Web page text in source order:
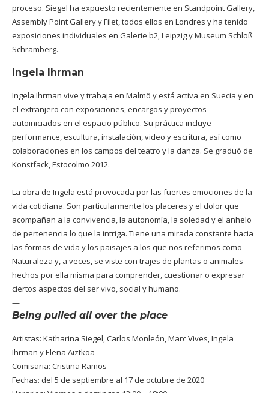
proceso. Siegel ha expuesto recientemente en Standpoint Gallery,
Assembly Point Gallery y Filet, todos ellos en Londres y ha tenido
exposiciones individuales en Galerie b2, Leipzig y Museum Schloß
Schramberg.
Ingela Ihrman
Ingela Ihrman vive y trabaja en Malmö y está activa en Suecia y en
el extranjero con exposiciones, encargos y proyectos
autoiniciados en el espacio público. Su práctica incluye
performance, escultura, instalación, video y escritura, así como
colaboraciones en los campos del teatro y la danza. Se graduó de
Konstfack, Estocolmo 2012.
La obra de Ingela está provocada por las fuertes emociones de la
vida cotidiana. Son particularmente los placeres y el dolor que
acompañan a la convivencia, la autonomía, la soledad y el anhelo
de pertenencia lo que la intriga. Tiene una mirada constante hacia
las formas de vida y los paisajes a los que nos referimos como
Naturaleza y, a veces, se viste con trajes de plantas o animales
hechos por ella misma para comprender, cuestionar o expresar
ciertos aspectos del ser vivo, social y humano.
—
Being pulled all over the place
Artistas: Katharina Siegel, Carlos Monleón, Marc Vives, Ingela
Ihrman y Elena Aiztkoa
Comisaria: Cristina Ramos
Fechas: del 5 de septiembre al 17 de octubre de 2020